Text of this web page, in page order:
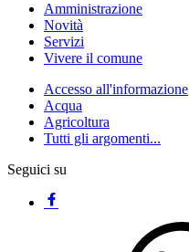
Amministrazione
Novità
Servizi
Vivere il comune
Accesso all'informazione
Acqua
Agricoltura
Tutti gli argomenti...
Seguici su